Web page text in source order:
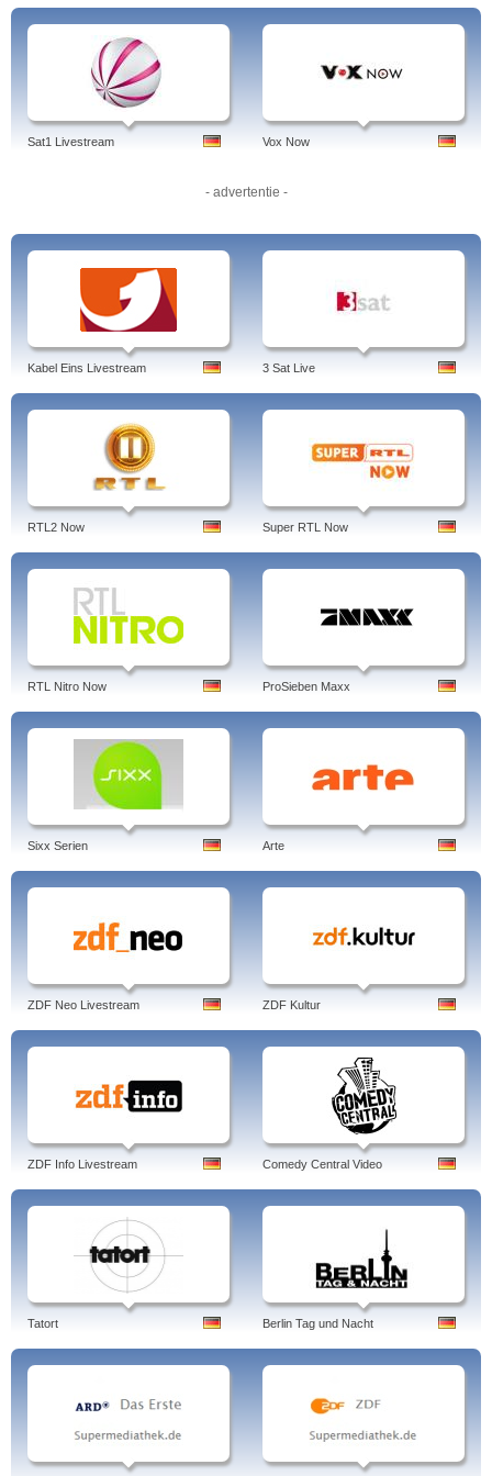
In unregelmäßigen Abständen strahlt Sat1 Live-Übertragungen von
Boxkämpfen aus
Sat1 entwickelt immer wieder erfolgreiche Telenovela-Konzepte wie
Verliebt in Berlin" und zuletzt "Anna und die Liebe"
Neue Doku Soaps wie "Land sucht Liebe", "Pures Leben" und "The
Biggest Loser"
Anna und die Liebe, Ploetzlich Papa, Dr. Molly & Karl, K 11, Lenen und
Partner, Zieh mich an!, Geheime Helfer, Die Jugendcops.
Durch die Zusammenlegung mit dem Sender ProSieben, der bewusst als
häufiger gezeigten Hollywoodspielfilme und setzt heute vor allem auf günstige
amerikanischer Serien wie Navy CIS und der Neuauflage von Hawaii 5-0.
Die Geschichte von Sat1
Strenggenommen war Sat1 der erste deutsche Privatsender überhaupt, der am
1.Januar 1984 einen Tag vor RTLplus an den Start ging. Der Sender, der sich
damals noch PKS (Programmgesellschaft für Kabel- und Satellitenrundfunk)
nannte, konnte jedoch nur von 1200 Kabelfernsehen-Kunden in Ludwigshafen
empfangen werden. Später erfolgte die die Ausstrahlung über Satellit und die
Umbenennung in Sat1.
Vor allem mit den wöchentlichen Bundesliga-Zusammenfassungen bei "ran"
konnte Sat1 in den 90er Jahren ein großes Publikum für sich gewinnen. Auch
frühe Spielshows wie das "Glücksrad" fanden ein Millionenpublikum. Im Jahr
2000 ging Sat1 mit dem Privatsender ProSieben unter dem Dach der
ProSiebenSat.1 Media AG von Leo Kirch.
Heute liegt Sat1 in der Publikumsgunst gewöhnlich an vierter oder fünfter
Stelle und punktet vor allem mit selbstproduzierten Reality Shows, Dokus und
Comedys. Ein Quotengarant sind die Live-Übertragungen der Champions
Rechte besitzt.
Tags: sat1, live stream, now, sat 1, mediathek, gold, live, programm, biggest
loser, film film, horoskop, spiele
Sat1 Livestream Vox Now
- advertentie -
Kabel Eins Livestream 3 Sat Live
RTL2 Now Super RTL Now
RTL Nitro Now ProSieben Maxx
Sixx Serien Arte
ZDF Neo Livestream ZDF Kultur
ZDF Info Livestream Comedy Central Video
Tatort Berlin Tag und Nacht